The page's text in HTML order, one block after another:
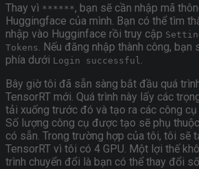
Thay vì ******, bạn sẽ cần nhập mã
Huggingface của mình. Bạn có thể tìm
nhập vào Hugginface rồi truy cập
Tokens
. Nếu đăng nhập thành công,
phía dưới Login successful
Bây giờ tôi đã sẵn sàng bắt đầu quá
TensorRT mới. Quá trình này lấy các
tải xuống trước đó và tạo ra các công cụ
Số lượng công cụ được tạo sẽ phụ
có sẵn. Trong trường hợp của tôi, tôi sẽ
TensorRT vì tôi có 4 GPU. Một lợi thế
trình chuyển đổi là bạn có thể thay đổi